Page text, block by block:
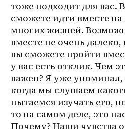
тоже подходит для вас.
сможете идти вместе
многих жизней.
вместе не очень
вы сможете пройти
у вас есть отклик. Чем
важен? Я уже упоминал,
когда мы слушаем
пытаемся изучать его,
то на самом деле, это
Почему? Наши чувства